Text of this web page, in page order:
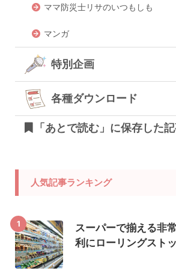
ママ防災士リサのいつもしも
マンガ
特別企画
各種ダウンロード
「あとで読む」に保存した
人気記事ランキング
1
スーパーで揃える非
利にローリングスト